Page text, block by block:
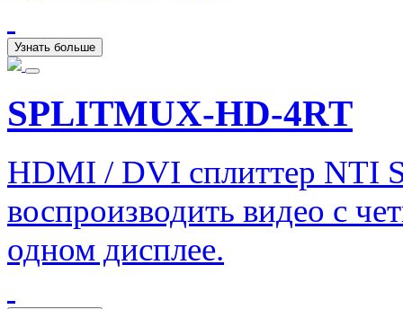
Узнать больше
SPLITMUX-HD-4RT
HDMI / DVI сплиттер NTI
воспроизводить видео с
одном дисплее.